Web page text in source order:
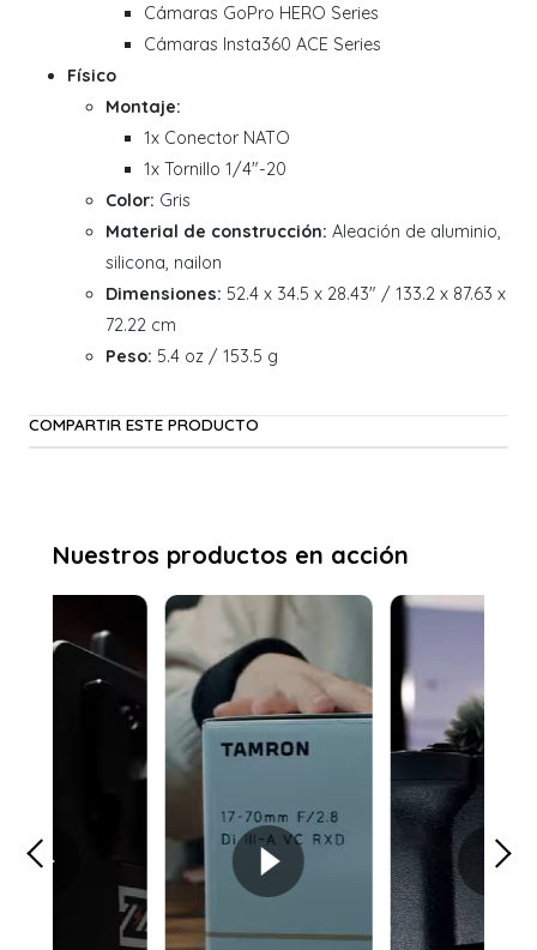
Cámaras GoPro HERO Series
Cámaras Insta360 ACE Series
Físico
Montaje:
1x Conector NATO
1x Tornillo 1/4"-20
Color: Gris
Material de construcción: Aleación de aluminio,
silicona, nailon
Dimensiones: 52.4 x 34.5 x 28.43" / 133.2 x 87.63 x
72.22 cm
Peso: 5.4 oz / 153.5 g
COMPARTIR ESTE PRODUCTO